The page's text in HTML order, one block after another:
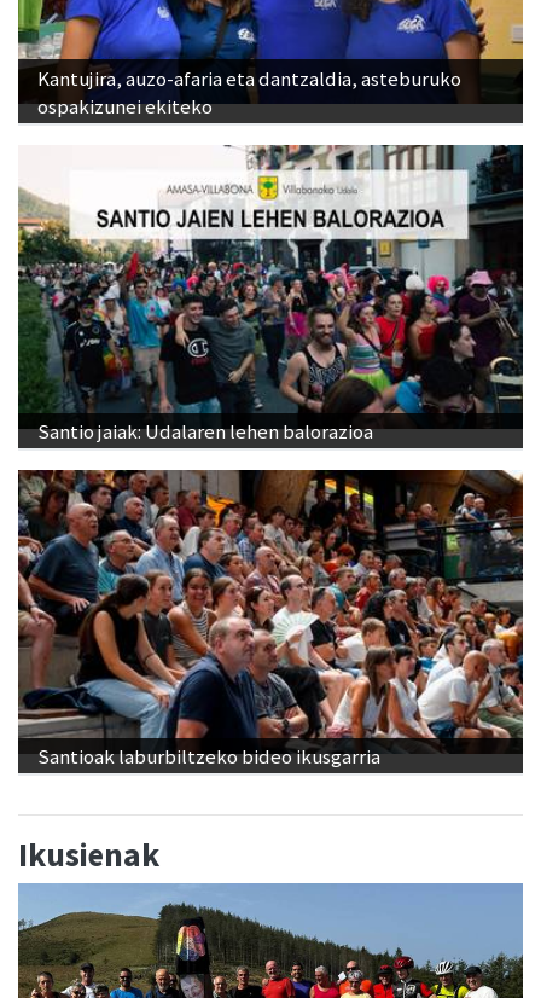
Kantujira, auzo-afaria eta dantzaldia, asteburuko
ospakizunei ekiteko
Santio jaiak: Udalaren lehen balorazioa
Santioak laburbiltzeko bideo ikusgarria
Ikusienak